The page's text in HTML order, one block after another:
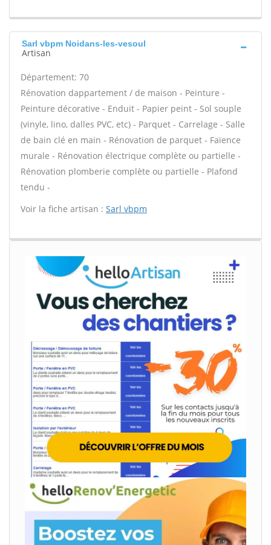
Sarl vbpm Noidans-les-vesoul
Artisan
Département: 70
Rénovation dappartement / de maison - Peinture -
Peinture décorative - Enduit - Papier peint - Sol souple
(vinyle, lino, dalles PVC, etc) - Parquet - Carrelage - Salle
de bain clé en main - Rénovation de parquet - Faïence
murale - Rénovation électrique complète ou partielle -
Rénovation plomberie complète ou partielle - Plafond
tendu -
Voir la fiche artisan : Sarl vbpm